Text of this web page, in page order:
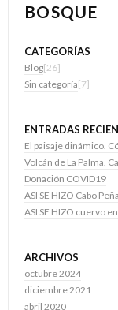
BOSQUE
CATEGORÍAS
Blog[26]
Sin categoría[7]
ENTRADAS
El paisaje dinámico.
Volcán de La Palma.
Donación COVID19
ASI SE HIZO Cabo
ASI SE HIZO cuervo
ARCHIVOS
octubre 2024
diciembre 2021
abril 2020